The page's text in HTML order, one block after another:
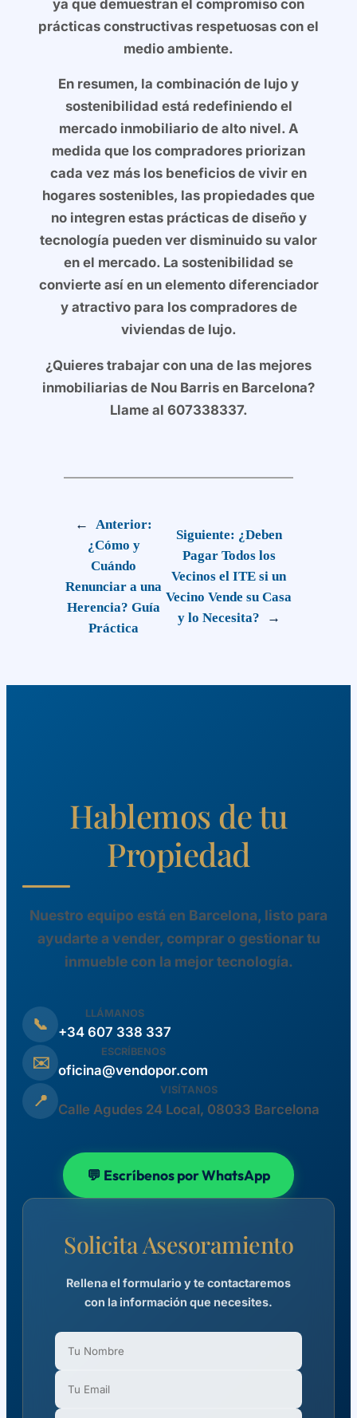
ya que demuestran el compromiso con
prácticas constructivas respetuosas con el
medio ambiente.
En resumen, la combinación de lujo y
sostenibilidad está redefiniendo el
mercado inmobiliario de alto nivel. A
medida que los compradores priorizan
cada vez más los beneficios de vivir en
hogares sostenibles, las propiedades que
no integren estas prácticas de diseño y
tecnología pueden ver disminuido su valor
en el mercado. La sostenibilidad se
convierte así en un elemento diferenciador
y atractivo para los compradores de
viviendas de lujo.
¿Quieres trabajar con una de las mejores
inmobiliarias de Nou Barris en Barcelona?
Llame al 607338337.
←
Anterior:
¿Cómo y
Cuándo
Renunciar a una
Herencia? Guía
Práctica
Siguiente: ¿Deben
Pagar Todos los
Vecinos el ITE si un
Vecino Vende su Casa
y lo Necesita?
→
Hablemos de tu
Propiedad
Nuestro equipo está en Barcelona, listo para
ayudarte a vender, comprar o gestionar tu
inmueble con la mejor tecnología.
📞
LLÁMANOS
+34 607 338 337
✉️
ESCRÍBENOS
oficina@vendopor.com
📍
VISÍTANOS
Calle Agudes 24 Local, 08033 Barcelona
💬 Escríbenos por WhatsApp
Solicita Asesoramiento
Rellena el formulario y te contactaremos
con la información que necesites.